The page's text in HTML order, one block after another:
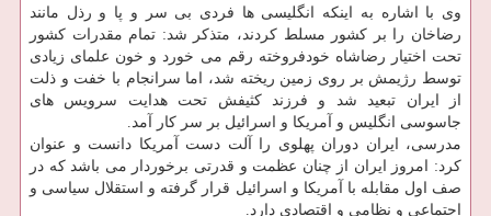
وی با اشاره به اینكه انگلیسی ها فردی بی سر و پا و رذل مانند
رضاخان را بر كشور مسلط كردند، متذكر شد: تمام مقدرات كشور
تحت اختیار رضاشاه خودفروخته رقم می خورد و خون علمای زیادی
توسط رژیمش بر روی زمین ریخته شد، اما سرانجام با خفت و ذلت
از ایران تبعید شد و فرزند كثیفش تحت هدایت سرویس های
جاسوسی انگلیس و آمریكا و اسرائیل بر سر كار آمد.
مدرسی، ایران دوران پهلوی را آلت دست آمریكا دانست و عنوان
كرد: امروز ایران از چنان عظمت و قدرتی برخوردار می باشد كه در
صف اول مقابله با آمریكا و اسرائیل قرار گرفته و استقلال سیاسی و
اجتماعی و نظامی و اقتصادی دارد.